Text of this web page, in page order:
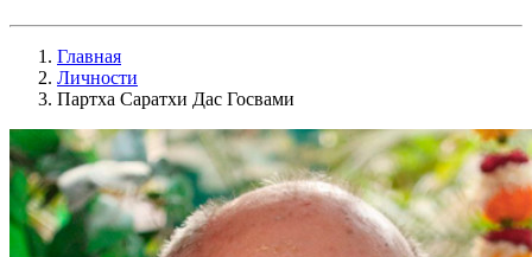
Главная
Личности
Партха Саратхи Дас Госвами